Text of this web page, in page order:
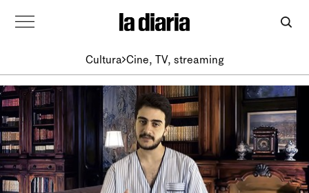
Cultura Cine, TV, streaming